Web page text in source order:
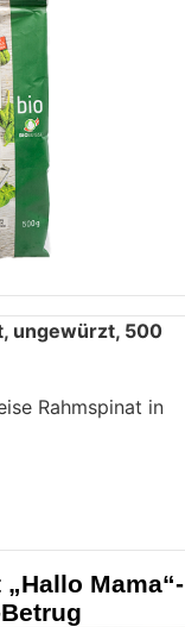
ungewürzt, 500
Rahmspinat in
Mama“-